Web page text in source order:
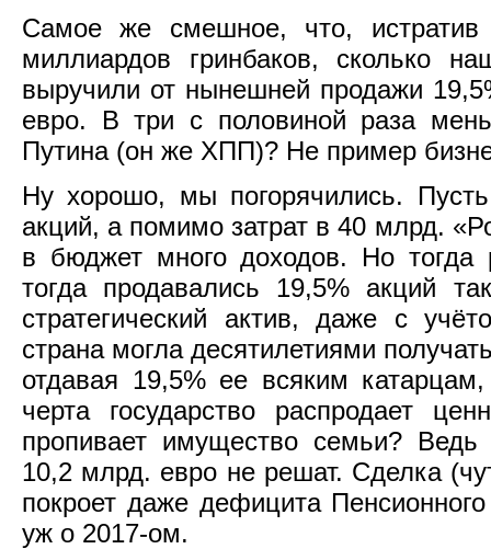
Самое же смешное, что,
миллиардов гринбаков, сколько
выручили от нынешней продажи
евро. В три с половиной раза
Путина (он же ХПП)? Не пример
Ну хорошо, мы погорячились.
акций, а помимо затрат в 40 млрд.
в бюджет много доходов. Но тогда
тогда продавались 19,5% акций
стратегический актив, даже с
страна могла десятилетиями
отдавая 19,5% ее всяким
черта государство распродает
пропивает имущество семьи?
10,2 млрд. евро не решат. Сделка
покроет даже дефицита
уж о 2017-ом.